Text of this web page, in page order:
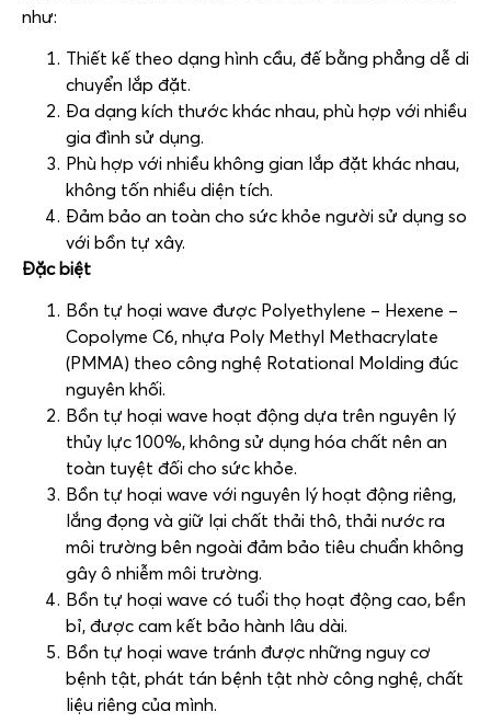
như:
Thiết kế theo dạng hình cầu, đế bằng phẳng dễ di
chuyển lắp đặt.
Đa dạng kích thước khác nhau, phù hợp với nhiều
gia đình sử dụng.
Phù hợp với nhiều không gian lắp đặt khác nhau,
không tốn nhiều diện tích.
Đảm bảo an toàn cho sức khỏe người sử dụng so
với bồn tự xây.
Đặc biệt
Bồn tự hoại wave được Polyethylene – Hexene –
Copolyme C6, nhựa Poly Methyl Methacrylate
(PMMA) theo công nghệ Rotational Molding đúc
nguyên khối.
Bồn tự hoại wave hoạt động dựa trên nguyên lý
thủy lực 100%, không sử dụng hóa chất nên an
toàn tuyệt đối cho sức khỏe.
Bồn tự hoại wave với nguyên lý hoạt động riêng,
lắng đọng và giữ lại chất thải thô, thải nước ra
môi trường bên ngoài đảm bảo tiêu chuẩn không
gây ô nhiễm môi trường.
Bồn tự hoại wave có tuổi thọ hoạt động cao, bền
bỉ, được cam kết bảo hành lâu dài.
Bồn tự hoại wave tránh được những nguy cơ
bệnh tật, phát tán bệnh tật nhờ công nghệ, chất
liệu riêng của mình.